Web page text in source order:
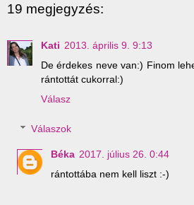
19 megjegyzés:
Kati 2013. április 9. 9:13
De érdekes neve van:) Finom
rántottát cukorral:)
Válasz
Válaszok
Béka 2017. július 26. 0:44
rántottába nem kell liszt :-)